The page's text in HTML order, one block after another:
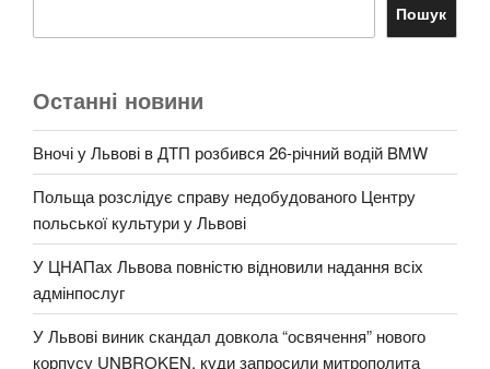
Пошук
Останні новини
Вночі у Львові в ДТП розбився 26-річний водій BMW
Польща розслідує справу недобудованого Центру
польської культури у Львові
У ЦНАПах Львова повністю відновили надання всіх
адмінпослуг
У Львові виник скандал довкола “освячення” нового
корпусу UNBROKEN, куди запросили митрополита